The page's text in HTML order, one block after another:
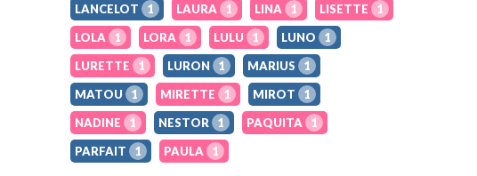
LANCELOT 1 LAURA 1 LINA 1 LISETTE
1
LOLA
1 LORA 1 LULU 1 LUNO
1
LURETTE
1 LURON 1 MARIUS
1
MATOU
1 MIRETTE 1 MIROT
1
NADINE
1 NESTOR 1 PAQUITA
1
PARFAIT
1 PAULA 1